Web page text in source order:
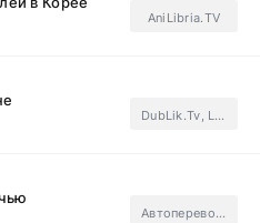
AniLibria.TV
DubLik.Tv, Light Breeze, FSG SecretStory.Subtitles
Автоперевод.Subtitles